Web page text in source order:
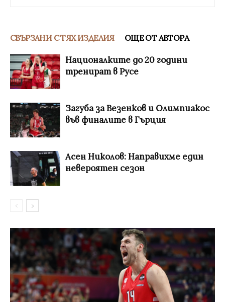
СВЪРЗАНИ С ТЯХ ИЗДЕЛИЯ ОЩЕ ОТ АВТОРА
Националките до 20 години
тренират в Русе
Загуба за Везенков и Олимпиакос
във финалите в Гърция
Асен Николов: Направихме един
невероятен сезон